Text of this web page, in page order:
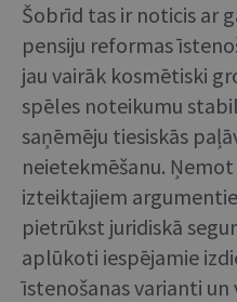
Šobrīd tas ir noticis ar
pensiju reformas
jau vairāk kosmētiski
spēles noteikumu
saņēmēju tiesiskās
neietekmēšanu.
izteiktajiem
pietrūkst juridiskā
aplūkoti iespējamie
īstenošanas varianti